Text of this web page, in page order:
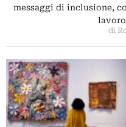
messaggi di inclusione,
di